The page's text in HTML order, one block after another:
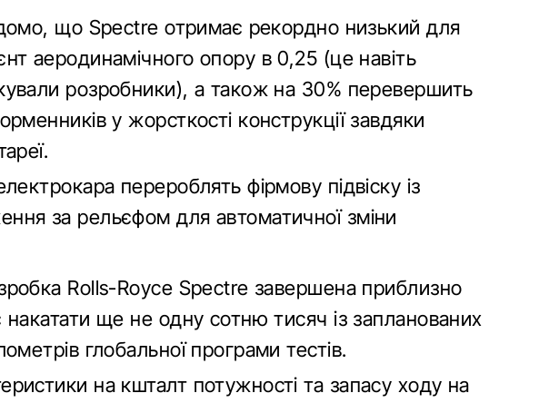
що Spectre отримає рекордно низький для
аеродинамічного опору в 0,25 (це навіть
розробники), а також на 30% перевершить
у жорсткості конструкції завдяки
перероблять фірмову підвіску із
за рельєфом для автоматичної зміни
Rolls-Royce Spectre завершена приблизно
накатати ще не одну сотню тисяч із запланованих
глобальної програми тестів.
на кшталт потужності та запасу ходу на